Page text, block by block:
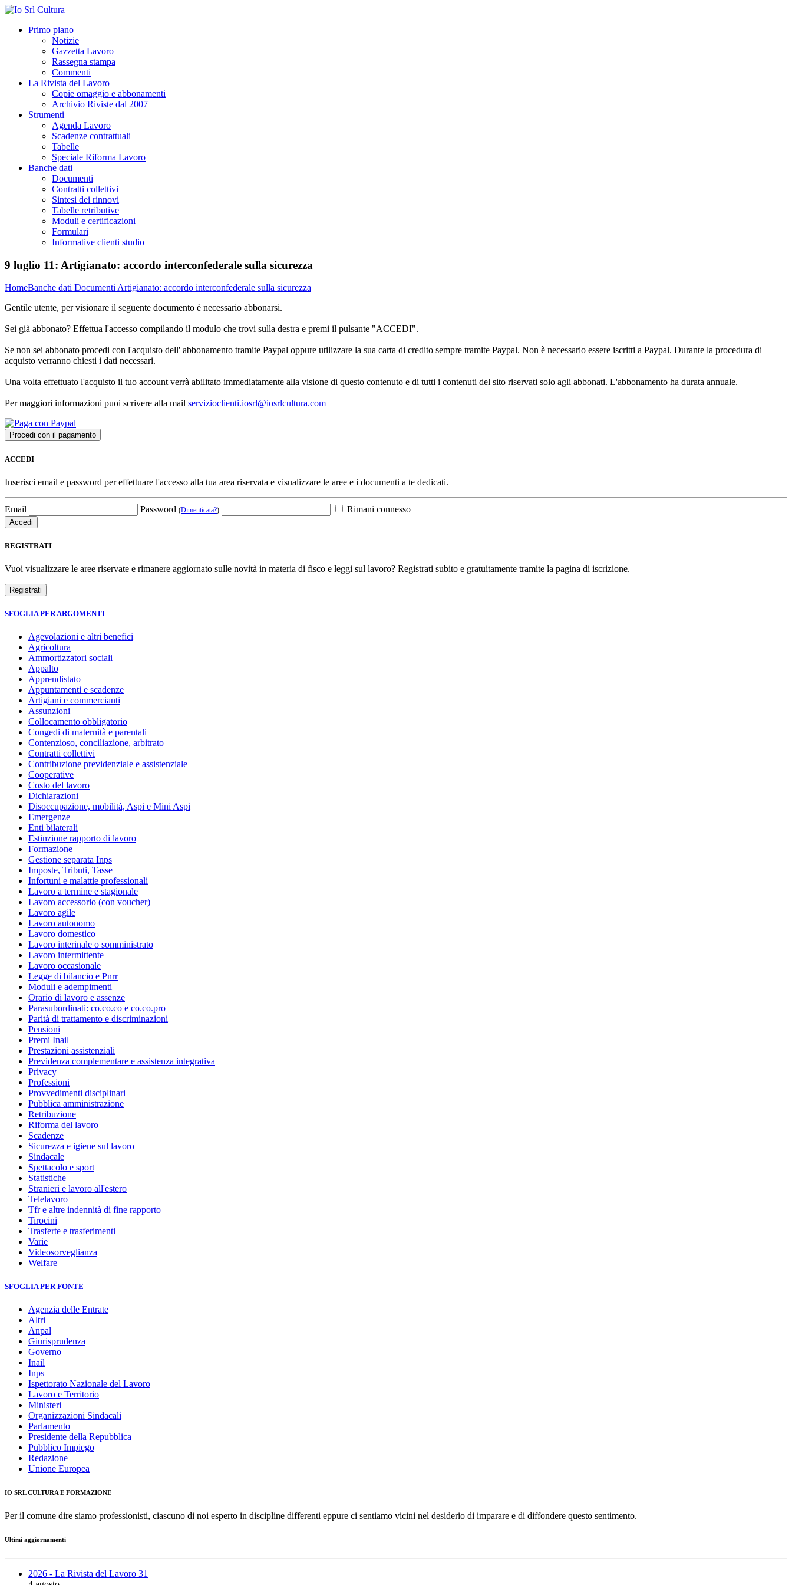
Primo piano
Notizie
Gazzetta Lavoro
Rassegna stampa
Commenti
La Rivista del Lavoro
Copie omaggio e abbonamenti
Archivio Riviste dal 2007
Strumenti
Agenda Lavoro
Scadenze contrattuali
Tabelle
Speciale Riforma Lavoro
Banche dati
Documenti
Contratti collettivi
Sintesi dei rinnovi
Tabelle retributive
Moduli e certificazioni
Formulari
Informative clienti studio
9 luglio 11: Artigianato: accordo interconfederale sulla sicurezza
HomeBanche dati DocumentiArtigianato: accordo interconfederale sulla sicurezza
Gentile utente, per visionare il seguente documento è necessario abbonarsi.
Sei già abbonato? Effettua l'accesso compilando il modulo che trovi sulla destra e premi il pulsante "ACCEDI".
Se non sei abbonato procedi con l'acquisto dell' abbonamento tramite Paypal oppure utilizzare la sua carta di credito sempre tramite Paypal. Non è necessario essere iscritti a Paypal. Durante la procedura di
acquisto verranno chiesti i dati necessari.
Una volta effettuato l'acquisto il tuo account verrà abilitato immediatamente alla visione di questo contenuto e di tutti i contenuti del sito riservati solo agli abbonati. L'abbonamento ha durata annuale.
Per maggiori informazioni puoi scrivere alla mail servizioclienti.iosrl@iosrlcultura.com
ACCEDI
Inserisci email e password per effettuare l'accesso alla tua area riservata e visualizzare le aree e i documenti a te dedicati.
Email Password (Dimenticata?) Rimani connesso
REGISTRATI
Vuoi visualizzare le aree riservate e rimanere aggiornato sulle novità in materia di fisco e leggi sul lavoro? Registrati subito e gratuitamente tramite la pagina di iscrizione.
SFOGLIA PER ARGOMENTI
Agevolazioni e altri benefici
Agricoltura
Ammortizzatori sociali
Appalto
Apprendistato
Appuntamenti e scadenze
Artigiani e commercianti
Assunzioni
Collocamento obbligatorio
Congedi di maternità e parentali
Contenzioso, conciliazione, arbitrato
Contratti collettivi
Contribuzione previdenziale e assistenziale
Cooperative
Costo del lavoro
Dichiarazioni
Disoccupazione, mobilità, Aspi e Mini Aspi
Emergenze
Enti bilaterali
Estinzione rapporto di lavoro
Formazione
Gestione separata Inps
Imposte, Tributi, Tasse
Infortuni e malattie professionali
Lavoro a termine e stagionale
Lavoro accessorio (con voucher)
Lavoro agile
Lavoro autonomo
Lavoro domestico
Lavoro interinale o somministrato
Lavoro intermittente
Lavoro occasionale
Legge di bilancio e Pnrr
Moduli e adempimenti
Orario di lavoro e assenze
Parasubordinati: co.co.co e co.co.pro
Parità di trattamento e discriminazioni
Pensioni
Premi Inail
Prestazioni assistenziali
Previdenza complementare e assistenza integrativa
Privacy
Professioni
Provvedimenti disciplinari
Pubblica amministrazione
Retribuzione
Riforma del lavoro
Scadenze
Sicurezza e igiene sul lavoro
Sindacale
Spettacolo e sport
Statistiche
Stranieri e lavoro all'estero
Telelavoro
Tfr e altre indennità di fine rapporto
Tirocini
Trasferte e trasferimenti
Varie
Videosorveglianza
Welfare
SFOGLIA PER FONTE
Agenzia delle Entrate
Altri
Anpal
Giurisprudenza
Governo
Inail
Inps
Ispettorato Nazionale del Lavoro
Lavoro e Territorio
Ministeri
Organizzazioni Sindacali
Parlamento
Presidente della Repubblica
Pubblico Impiego
Redazione
Unione Europea
IO SRL CULTURA E FORMAZIONE
Per il comune dire siamo professionisti, ciascuno di noi esperto in discipline differenti eppure ci sentiamo vicini nel desiderio di imparare e di diffondere questo sentimento.
Ultimi aggiornamenti
2026 - La Rivista del Lavoro 31